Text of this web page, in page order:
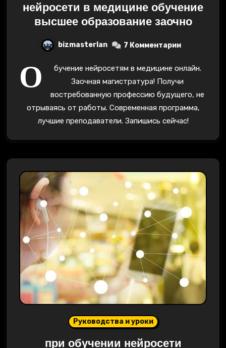
нейросети в медицине обучение
высшее образование заочно
bizmasterlan 7 Комментарии
О
бучение нейросетям в медицине онлайн.
Заочная магистратура! Получи
востребованную профессию будущего, не
отрываясь от работы. Современная программа,
лучшие преподаватели. Запишись сейчас!
Руководства и уроки
при обучении нейросети